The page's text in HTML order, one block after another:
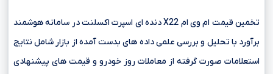
تخمین قیمت ام وی ام X22 دنده ای اسپرت اکسلنت در سامانه هوشمند
برآورد با تحلیل و بررسی علمی داده های بدست آمده از بازار شامل نتایج
استعلامات صورت گرفته از معاملات روز خودرو و قیمت های پیشنهادی